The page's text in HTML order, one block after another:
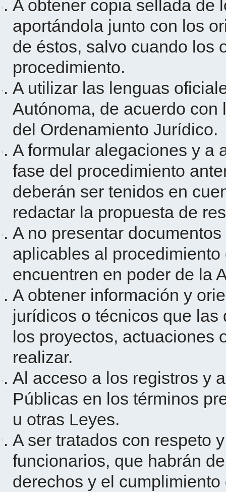
A obtener copia sellada de
aportándola junto con los
de éstos, salvo cuando los
procedimiento.
A utilizar las lenguas
Autónoma, de acuerdo
del Ordenamiento Jurídico.
A formular alegaciones y a
fase del procedimiento
deberán ser tenidos en
redactar la propuesta de
A no presentar
aplicables al
encuentren en poder de la
A obtener información y
jurídicos o técnicos que
los proyectos, actuaciones
realizar.
Al acceso a los registros y
Públicas en los términos
u otras Leyes.
A ser tratados con respeto
funcionarios, que habrán
derechos y el